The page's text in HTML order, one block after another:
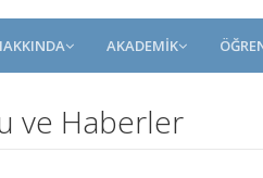
AKADEMİK
ve Haberler